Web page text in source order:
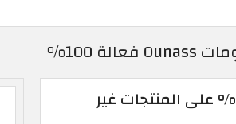
كود خصم اوناس 2026: تخفيض فوري 10% على المنتجات غير